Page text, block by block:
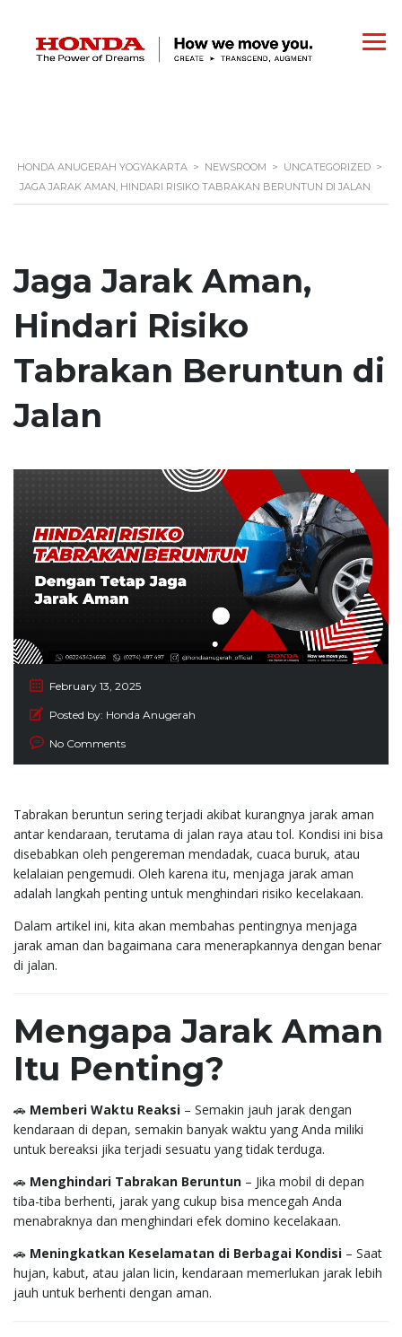
HONDA ANUGERAH YOGYAKARTA > NEWSROOM > UNCATEGORIZED >
JAGA JARAK AMAN, HINDARI RISIKO TABRAKAN BERUNTUN DI JALAN
Jaga Jarak Aman,
Hindari Risiko
Tabrakan Beruntun di
Jalan
February 13, 2025
Posted by: Honda Anugerah
No Comments
Tabrakan beruntun sering terjadi akibat kurangnya jarak aman
antar kendaraan, terutama di jalan raya atau tol. Kondisi ini bisa
disebabkan oleh pengereman mendadak, cuaca buruk, atau
kelalaian pengemudi. Oleh karena itu, menjaga jarak aman
adalah langkah penting untuk menghindari risiko kecelakaan.
Dalam artikel ini, kita akan membahas pentingnya menjaga
jarak aman dan bagaimana cara menerapkannya dengan benar
di jalan.
Mengapa Jarak Aman
Itu Penting?
🚗 Memberi Waktu Reaksi – Semakin jauh jarak dengan
kendaraan di depan, semakin banyak waktu yang Anda miliki
untuk bereaksi jika terjadi sesuatu yang tidak terduga.
🚗 Menghindari Tabrakan Beruntun – Jika mobil di depan
tiba-tiba berhenti, jarak yang cukup bisa mencegah Anda
menabraknya dan menghindari efek domino kecelakaan.
🚗 Meningkatkan Keselamatan di Berbagai Kondisi – Saat
hujan, kabut, atau jalan licin, kendaraan memerlukan jarak lebih
jauh untuk berhenti dengan aman.